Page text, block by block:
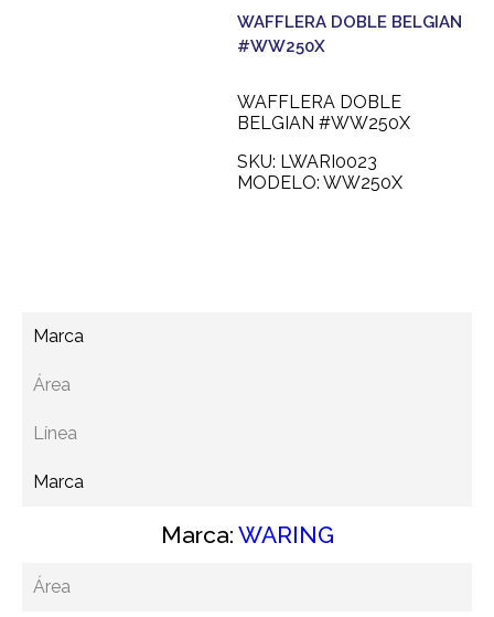
WAFFLERA DOBLE BELGIAN
#WW250X
WAFFLERA DOBLE
BELGIAN #WW250X
SKU: LWARI0023
MODELO: WW250X
Marca
Área
Línea
Marca
Marca: WARING
Área